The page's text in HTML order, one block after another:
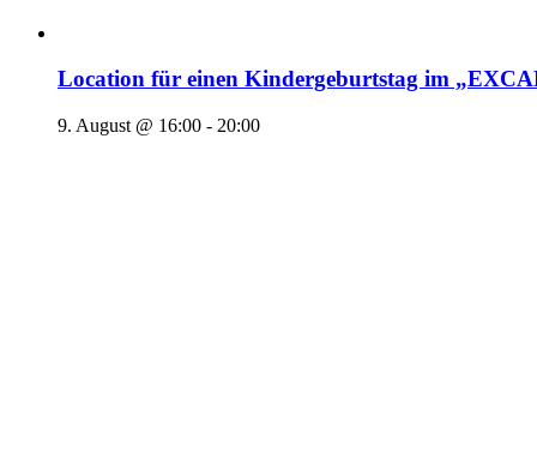
Location für einen Kindergeburtstag im
9. August @ 16:00 - 20:00